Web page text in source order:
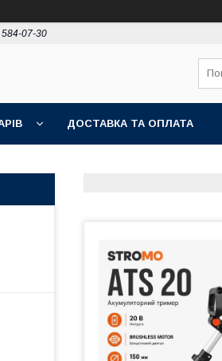
07-30
ДОСТАВКА ТА ОПЛАТА